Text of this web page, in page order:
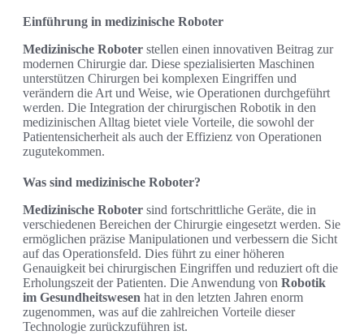
Einführung in medizinische Roboter
Medizinische Roboter stellen einen innovativen Beitrag zur
modernen Chirurgie dar. Diese spezialisierten Maschinen
unterstützen Chirurgen bei komplexen Eingriffen und
verändern die Art und Weise, wie Operationen durchgeführt
werden. Die Integration der chirurgischen Robotik in den
medizinischen Alltag bietet viele Vorteile, die sowohl der
Patientensicherheit als auch der Effizienz von Operationen
zugutekommen.
Was sind medizinische Roboter?
Medizinische Roboter sind fortschrittliche Geräte, die in
verschiedenen Bereichen der Chirurgie eingesetzt werden. Sie
ermöglichen präzise Manipulationen und verbessern die Sicht
auf das Operationsfeld. Dies führt zu einer höheren
Genauigkeit bei chirurgischen Eingriffen und reduziert oft die
Erholungszeit der Patienten. Die Anwendung von Robotik
im Gesundheitswesen hat in den letzten Jahren enorm
zugenommen, was auf die zahlreichen Vorteile dieser
Technologie zurückzuführen ist.